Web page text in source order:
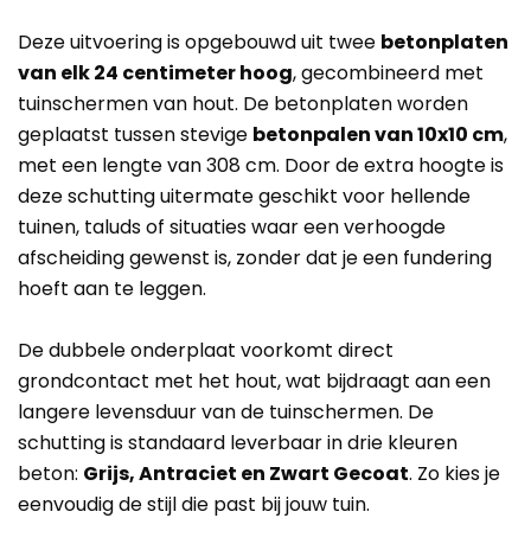
Deze uitvoering is opgebouwd uit twee betonplaten
van elk 24 centimeter hoog, gecombineerd met
tuinschermen van hout. De betonplaten worden
geplaatst tussen stevige betonpalen van 10x10 cm,
met een lengte van 308 cm. Door de extra hoogte is
deze schutting uitermate geschikt voor hellende
tuinen, taluds of situaties waar een verhoogde
afscheiding gewenst is, zonder dat je een fundering
hoeft aan te leggen.
De dubbele onderplaat voorkomt direct
grondcontact met het hout, wat bijdraagt aan een
langere levensduur van de tuinschermen. De
schutting is standaard leverbaar in drie kleuren
beton: Grijs, Antraciet en Zwart Gecoat. Zo kies je
eenvoudig de stijl die past bij jouw tuin.